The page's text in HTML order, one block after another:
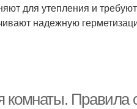
для утепления и
надежную
комнаты. Правила